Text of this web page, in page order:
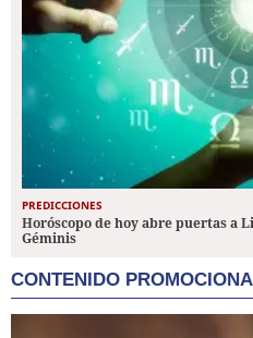
PREDICCIONES
Horóscopo de hoy abre puertas a
Géminis
CONTENIDO